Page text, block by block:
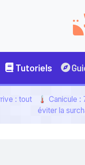
Tutoriels
: tout
🌡️ Canicule :
éviter la